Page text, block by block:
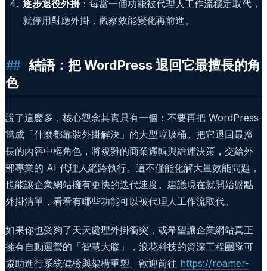
逐步退役外掛：每當一個功能被代理人工作流穩定取代，
就停用對應外掛，觀察效能變化再前進。
結語：把 WordPress 退回它最擅長的角
色
說了這麼多，核心觀念其實只有一個：不要再把 WordPress
當成「什麼都靠裝外掛解決」的大型垃圾桶。把它退回最擅
長的內容中樞角色，將複雜的商業邏輯與維運決策，交給外
部專業的 AI 代理人網路執行。這不僅能化解大量效能問題，
也能讓企業網站擁有更快的迭代速度。建議現在就開始盤點
外掛清單，看看有哪些功能可以被代理人工作流取代。
如果你也受夠了天天處理外掛衝突，或希望讓企業網站真正
擁有自動運營的「智慧大腦」，浪花科技的資深工程團隊可
協助進行系統健檢與架構重塑。歡迎前往 https://roamer-